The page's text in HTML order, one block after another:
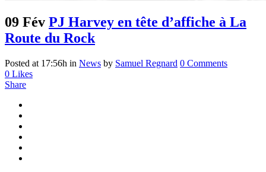
09 Fév PJ Harvey en tête d’affiche à La
Route du Rock
Posted at 17:56h in News by Samuel Regnard 0 Comments
0 Likes
Share